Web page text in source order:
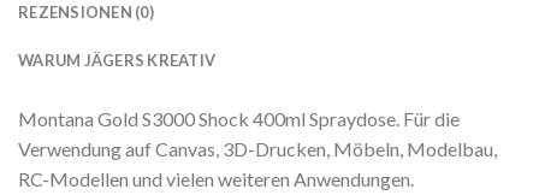
REZENSIONEN (0)
WARUM JÄGERS KREATIV
Montana Gold S3000 Shock 400ml Spraydose. Für die
Verwendung auf Canvas, 3D-Drucken, Möbeln, Modelbau,
RC-Modellen und vielen weiteren Anwendungen.